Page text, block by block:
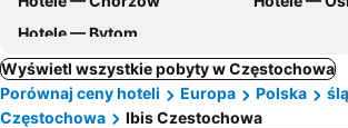
Hotele — Bytom
Wyświetl wszystkie pobyty w Częstochowa
Porównaj ceny hoteli
Europa Polska
Częstochowa
Ibis Czestochowa